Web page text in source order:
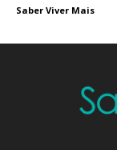
Saber Viver Mais